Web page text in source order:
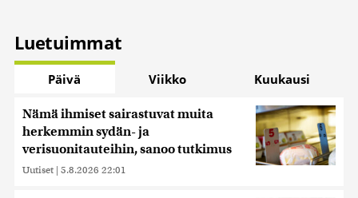
Luetuimmat
Päivä Viikko Kuukausi
Nämä ihmiset sairastuvat muita
herkemmin sydän- ja
verisuonitauteihin, sanoo tutkimus
Uutiset | 5.8.2026 22:01